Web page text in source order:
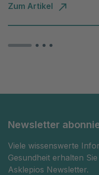
Zum Artikel
Newsletter
Viele wissenswerte
Gesundheit erhalten
Asklepios Newsletter.